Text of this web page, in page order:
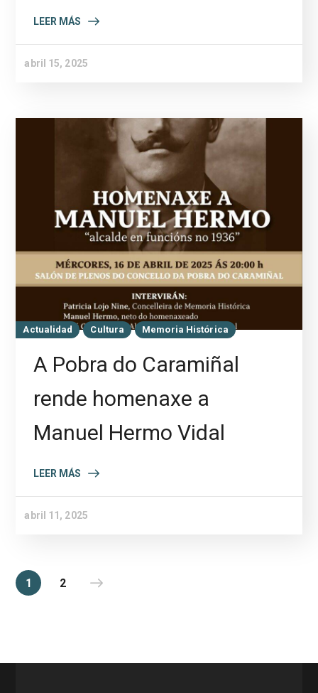
LEER MÁS
abril 15, 2025
Actualidad Cultura Memoria Histórica
A Pobra do Caramiñal
rende homenaxe a
Manuel Hermo Vidal
LEER MÁS
abril 11, 2025
1 2